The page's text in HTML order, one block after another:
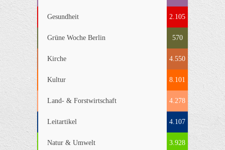
Gesundheit 2.105
Grüne Woche Berlin 570
Kirche 4.550
Kultur 8.101
Land- & Forstwirtschaft 4.278
Leitartikel 4.107
Natur & Umwelt 3.928